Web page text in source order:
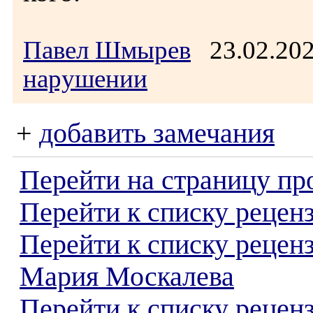
Павел Шмырев
нарушении
+ добавить замечания
Перейти на страницу
Перейти к списку
Перейти к списку
Мария Москалева